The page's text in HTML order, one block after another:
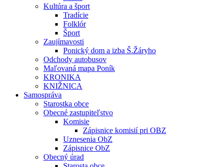
Kultúra a šport
Tradície
Folklór
Šport
Zaujímavosti
Ponický dom a izba Š.Žáryho
Odchody autobusov
Maľovaná mapa Poník
KRONIKA
KNIŽNICA
Samospráva
Starostka obce
Obecné zastupiteľstvo
Komisie
Zápisnice komisií pri OBZ
Uznesenia ObZ
Zápisnice ObZ
Obecný úrad